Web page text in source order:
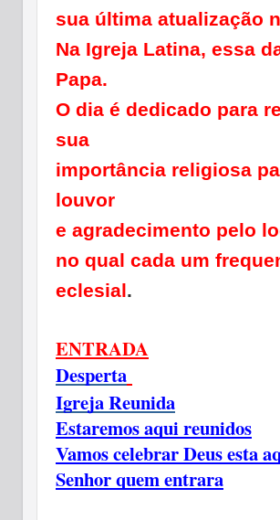
sua última atualização
Na Igreja Latina, essa
Papa.
O dia é dedicado para
sua
importância religiosa
louvor
e agradecimento pelo
no qual cada um
eclesial.
ENTRADA
Desperta
Igreja Reunida
Estaremos aqui reunidos
Vamos celebrar Deus esta
Senhor quem entrara